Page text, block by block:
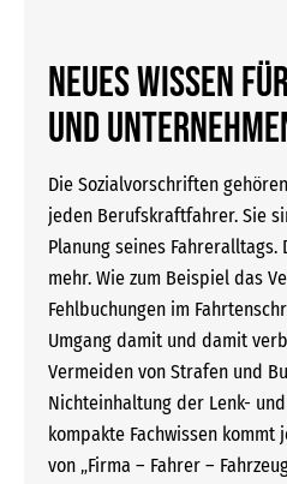
NEUES WISSEN
UND
Die Sozialvorschriften
jeden Berufskraftfahrer. Sie
Planung seines Fahreralltags.
mehr. Wie zum Beispiel das
Fehlbuchungen im
Umgang damit und damit
Vermeiden von Strafen und
Nichteinhaltung der Lenk-
kompakte Fachwissen
von „Firma – Fahrer –